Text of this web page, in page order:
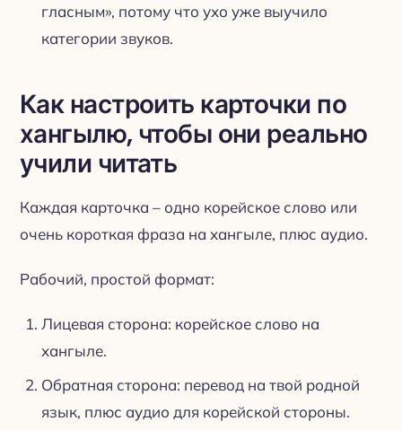
гласным», потому что ухо уже выучило
категории звуков.
Как настроить карточки по
хангылю, чтобы они реально
учили читать
Каждая карточка – одно корейское слово или
очень короткая фраза на хангыле, плюс аудио.
Рабочий, простой формат:
Лицевая сторона: корейское слово на
хангыле.
Обратная сторона: перевод на твой родной
язык, плюс аудио для корейской стороны.